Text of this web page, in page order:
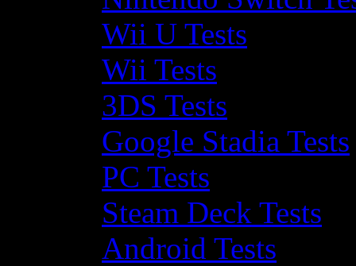
Wii U Tests
Wii Tests
3DS Tests
Google Stadia Tests
PC Tests
Steam Deck Tests
Android Tests